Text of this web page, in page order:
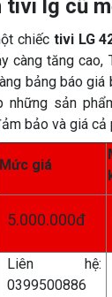
tivi lg cũ
chiếc tivi LG
càng tăng cao,
bảng báo giá
những sản
bảo và giá cả
Mức giá
5.000.000đ
Liên hệ:
0399500886